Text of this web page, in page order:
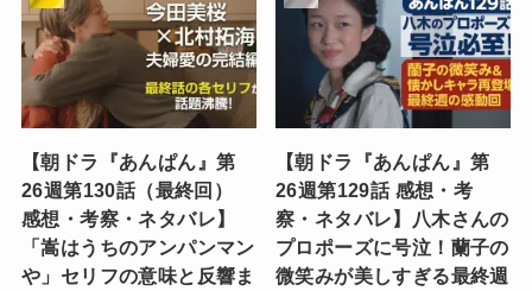
【朝ドラ『あんぱん』第
26週第130話（最終回）
感想・考察・ネタバレ】
「嵩はうちのアンパンマン
や」セリフの意味と反響ま
【朝ドラ『あんぱん』第
26週第129話 感想・考
察・ネタバレ】八木さんの
プロポーズに号泣！蘭子の
微笑みが美しすぎる最終週